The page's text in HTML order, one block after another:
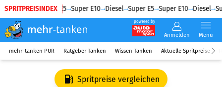
SPRITPREISINDEX
Diesel Super E5 Super E10 Diesel Super E5 Super E10 Diesel
powered by
Anmelden Menü
mehr-tanken PUR Ratgeber Tanken Wissen Tanken Aktuelle Spritpreise
Spritpreise vergleichen